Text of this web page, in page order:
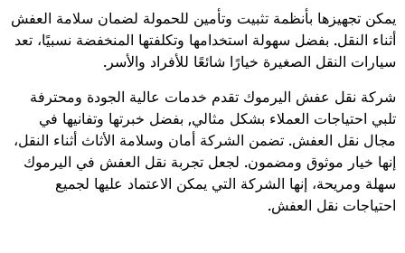
يمكن تجهيزها بأنظمة تثبيت وتأمين للحمولة لضمان سلامة العفش
أثناء النقل. بفضل سهولة استخدامها وتكلفتها المنخفضة نسبيًا، تعد
سيارات النقل الصغيرة خيارًا شائعًا للأفراد والأسر.
شركة نقل عفش اليرموك تقدم خدمات عالية الجودة ومحترفة
تلبي احتياجات العملاء بشكل مثالي, بفضل خبرتها وتفانيها في
مجال نقل العفش. تضمن الشركة أمان وسلامة الأثاث أثناء النقل،
إنها خيار موثوق ومضمون. لجعل تجربة نقل العفش في اليرموك
سهلة ومريحة، إنها الشركة التي يمكن الاعتماد عليها لجميع
احتياجات نقل العفش.